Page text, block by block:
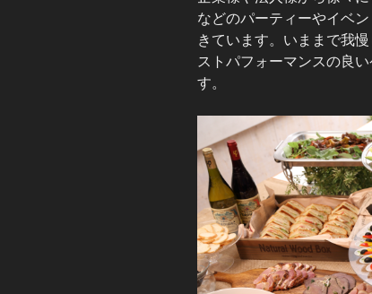
などのパーティーやイベ
きています。いままで我
ストパフォーマンスの良
す。